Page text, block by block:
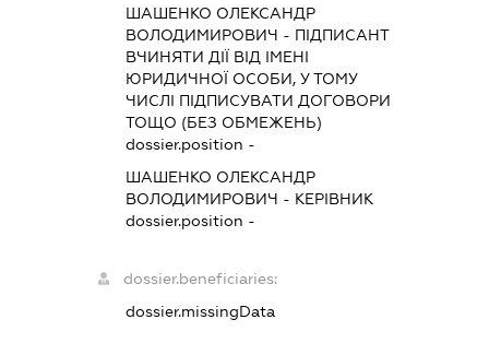
ШАШЕНКО ОЛЕКСАНДР
ВОЛОДИМИРОВИЧ - ПІДПИСАНТ
ВЧИНЯТИ ДІЇ ВІД ІМЕНІ
ЮРИДИЧНОЇ ОСОБИ, У ТОМУ
ЧИСЛІ ПІДПИСУВАТИ ДОГОВОРИ
ТОЩО (БЕЗ ОБМЕЖЕНЬ)
dossier.position -
ШАШЕНКО ОЛЕКСАНДР
ВОЛОДИМИРОВИЧ - КЕРІВНИК
dossier.position -
dossier.beneficiaries:
dossier.missingData